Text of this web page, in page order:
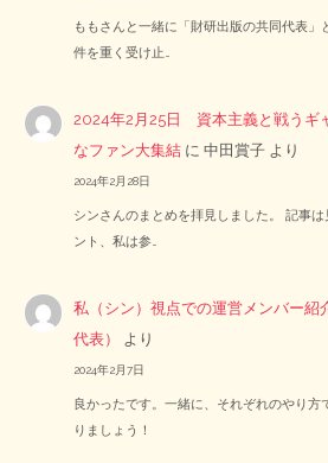
ももさんと一緒に「財研出版の共同代表
件を重く受け止…
2024年2月25日 資本主義と戦うギ
なファン大集結 に中田賞子 より
2024年2月28日
シンさんのまとめを拝見しました。 記事
ント、私は参…
私（シン）視点での運営メンバー紹
代表）
より
2024年2月7日
良かったです。一緒に、それぞれのやり
りましょう！